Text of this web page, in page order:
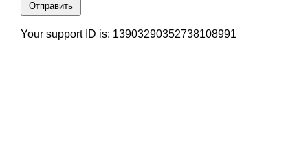
Отправить
Your support ID is: 13903290352738108991